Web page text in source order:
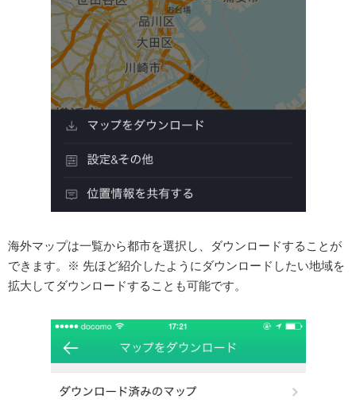
海外マップは一覧から都市を選択し、ダウンロードすることが
できます。※ 先ほど紹介したようにダウンロードしたい地域を
拡大してダウンロードすることも可能です。